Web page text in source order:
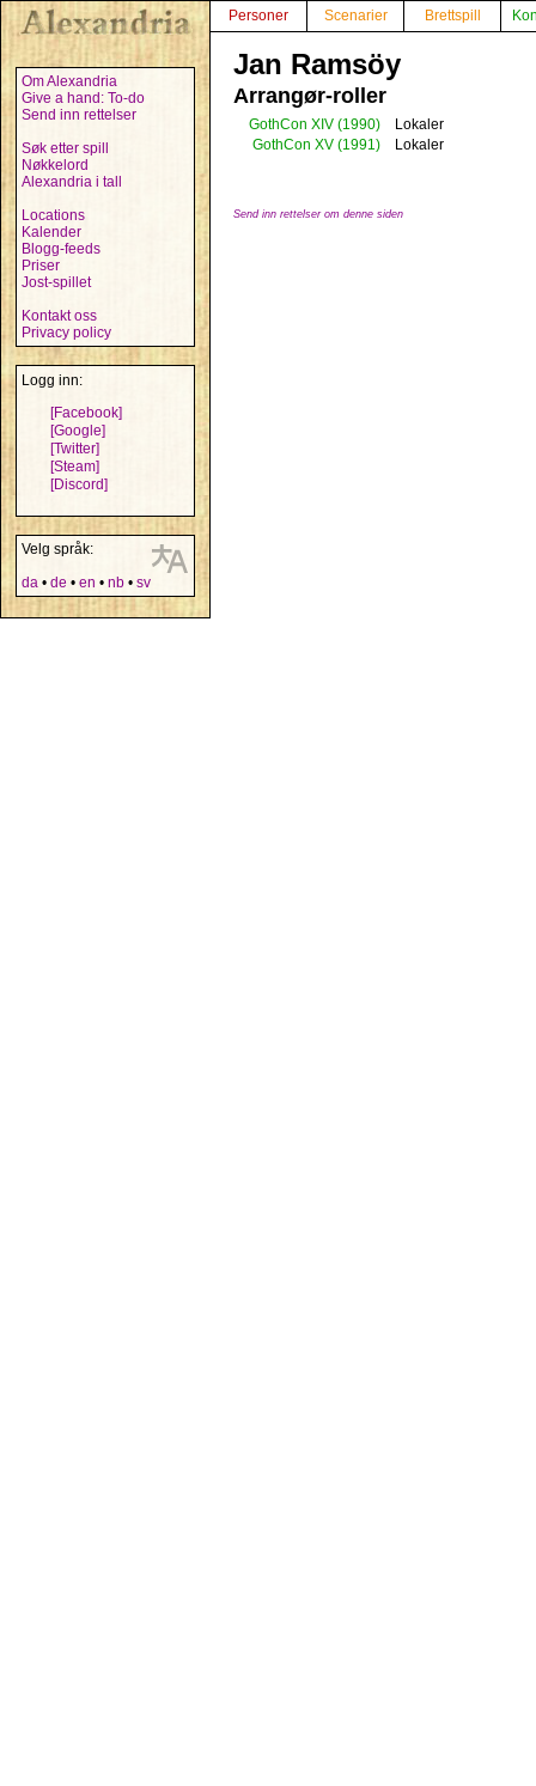
Om Alexandria
Give a hand: To-do
Send inn rettelser
Søk etter spill
Nøkkelord
Alexandria i tall
Locations
Kalender
Blogg-feeds
Priser
Jost-spillet
Kontakt oss
Privacy policy
Logg inn:
[Facebook]
[Google]
[Twitter]
[Steam]
[Discord]
Velg språk:
da • de • en • nb • sv
Personer Scenarier Brettspill
Jan Ramsöy
Arrangør-roller
GothCon XIV (1990)
Lokaler
GothCon XV (1991) Lokaler
Send inn rettelser om denne siden